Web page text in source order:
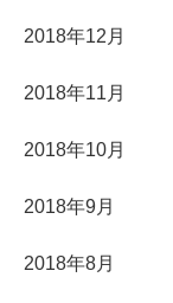
2018年12月
2018年11月
2018年10月
2018年9月
2018年8月